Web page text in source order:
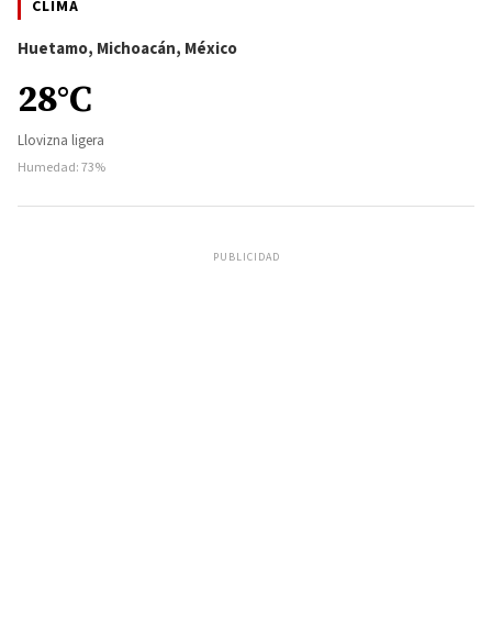
CLIMA
Huetamo, Michoacán, México
28°C
Llovizna ligera
Humedad: 73%
PUBLICIDAD